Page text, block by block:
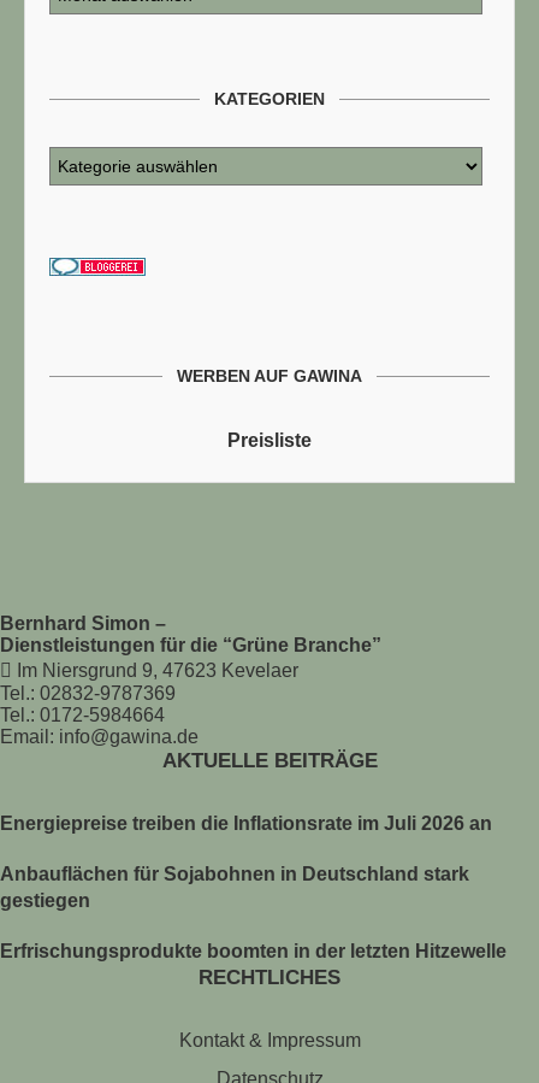
KATEGORIEN
WERBEN AUF GAWINA
Preisliste
Bernhard Simon –
Dienstleistungen für die “Grüne Branche”
Im Niersgrund 9, 47623 Kevelaer
Tel.: 02832-9787369
Tel.: 0172-5984664
Email: info@gawina.de
AKTUELLE BEITRÄGE
Energiepreise treiben die Inflationsrate im Juli 2026 an
Anbauflächen für Sojabohnen in Deutschland stark
gestiegen
Erfrischungsprodukte boomten in der letzten Hitzewelle
RECHTLICHES
Kontakt & Impressum
Datenschutz